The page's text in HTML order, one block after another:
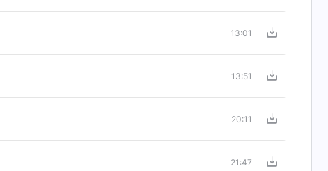
13:01
13:51
20:11
21:47